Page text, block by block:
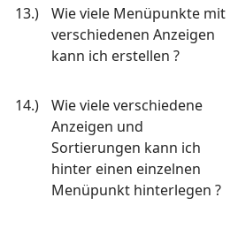
13.)
Wie viele Menüpunkte mit
verschiedenen Anzeigen
kann ich erstellen ?
14.)
Wie viele verschiedene
Anzeigen und
Sortierungen kann ich
hinter einen einzelnen
Menüpunkt hinterlegen ?